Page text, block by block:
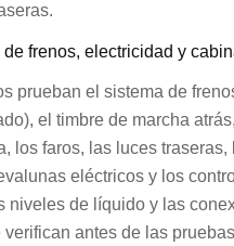
de frenos, electricidad y
prueban el sistema de
el timbre de marcha
los faros, las luces
eléctricos y los
niveles de líquido y las
verifican antes de las